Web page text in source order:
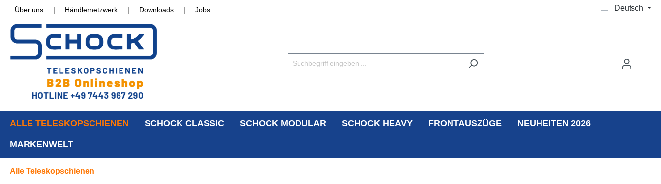
Über uns | Händlernetzwerk | Downloads | Jobs Deutsch
ALLE TELESKOPSCHIENEN SCHOCK CLASSIC SCHOCK MODULAR SCHOCK HEAVY FRONTAUSZÜGE NEUHEITEN 2026
MARKENWELT
Alle Teleskopschienen